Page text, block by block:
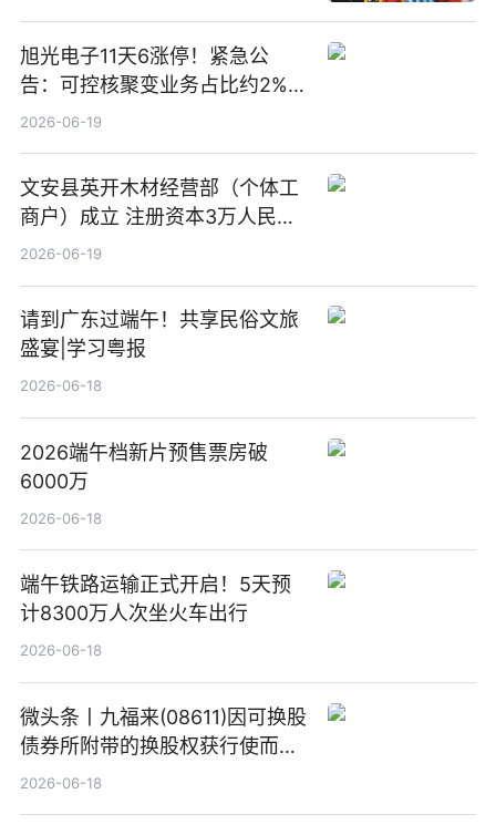
旭光电子11天6涨停！紧急公
告：可控核聚变业务占比约2%！
前沿热点
2026-06-19
文安县英开木材经营部（个体工
商户）成立 注册资本3万人民币
新要闻
2026-06-19
请到广东过端午！共享民俗文旅
盛宴|学习粤报
2026-06-18
2026端午档新片预售票房破
6000万
2026-06-18
端午铁路运输正式开启！5天预
计8300万人次坐火车出行
2026-06-18
微头条丨九福来(08611)因可换股
债券所附带的换股权获行使而发
行5200万股
2026-06-18